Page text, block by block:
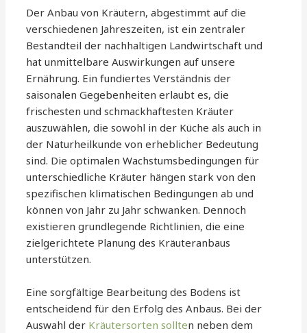
Der Anbau von Kräutern, abgestimmt auf die
verschiedenen Jahreszeiten, ist ein zentraler
Bestandteil der nachhaltigen Landwirtschaft und
hat unmittelbare Auswirkungen auf unsere
Ernährung. Ein fundiertes Verständnis der
saisonalen Gegebenheiten erlaubt es, die
frischesten und schmackhaftesten Kräuter
auszuwählen, die sowohl in der Küche als auch in
der Naturheilkunde von erheblicher Bedeutung
sind. Die optimalen Wachstumsbedingungen für
unterschiedliche Kräuter hängen stark von den
spezifischen klimatischen Bedingungen ab und
können von Jahr zu Jahr schwanken. Dennoch
existieren grundlegende Richtlinien, die eine
zielgerichtete Planung des Kräuteranbaus
unterstützen.
Eine sorgfältige Bearbeitung des Bodens ist
entscheidend für den Erfolg des Anbaus. Bei der
Auswahl der Kräutersorten sollten neben dem